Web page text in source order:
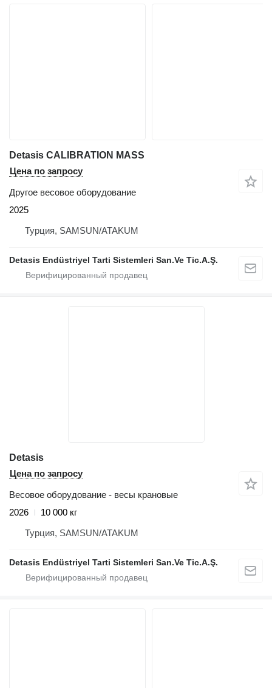
Detasis CALIBRATION MASS
Цена по запросу
Другое весовое оборудование
2025
Турция, SAMSUN/ATAKUM
Detasis Endüstriyel Tarti Sistemleri San.Ve Tic.A.Ş.
Detasis
Цена по запросу
Весовое оборудование - весы крановые
2026
10 000 кг
Турция, SAMSUN/ATAKUM
Detasis Endüstriyel Tarti Sistemleri San.Ve Tic.A.Ş.